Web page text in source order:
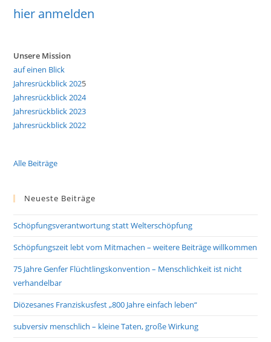
hier anmelden
Unsere Mission
auf einen Blick
Jahresrückblick 2025
Jahresrückblick 2024
Jahresrückblick 2023
Jahresrückblick 2022
Alle Beiträge
Neueste Beiträge
Schöpfungsverantwortung statt Welterschöpfung
Schöpfungszeit lebt vom Mitmachen – weitere Beiträge willkommen
75 Jahre Genfer Flüchtlingskonvention – Menschlichkeit ist nicht
verhandelbar
Diözesanes Franziskusfest „800 Jahre einfach leben“
subversiv menschlich – kleine Taten, große Wirkung